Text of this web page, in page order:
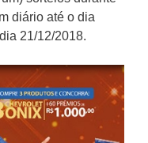
diário até o dia
21/12/2018.